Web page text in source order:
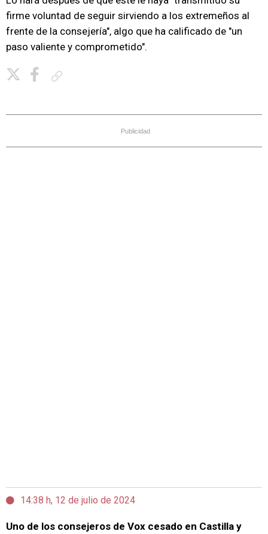
firme voluntad de seguir sirviendo a los extremeños al
frente de la consejería", algo que ha calificado de "un
paso valiente y comprometido".
Publicidad
14:38 h, 12 de julio de 2024
Uno de los consejeros de Vox cesado en Castilla y